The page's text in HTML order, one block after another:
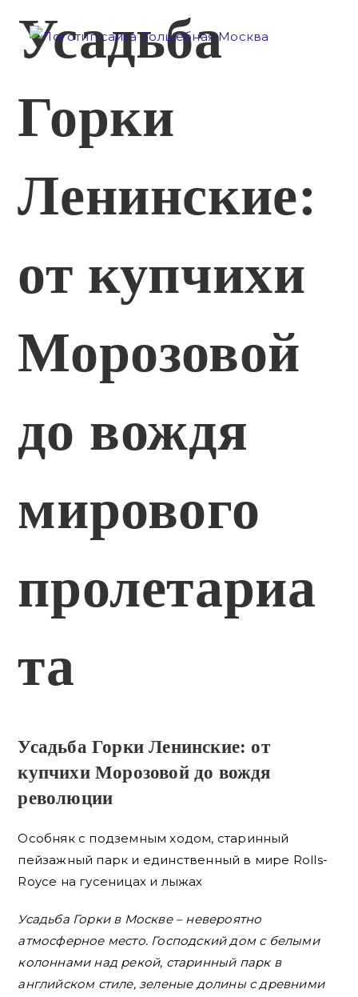
содержимому
Усадьба
Горки
Ленинские:
от купчихи
Морозовой
до вождя
мирового
пролетариа
та
Усадьба Горки Ленинские: от
купчихи Морозовой до вождя
революции
Особняк с подземным ходом, старинный
пейзажный парк и единственный в мире Rolls-
Royce на гусеницах и лыжах
Усадьба Горки в Москве – невероятно
атмосферное место. Господский дом с белыми
колоннами над рекой, старинный парк в
английском стиле, зеленые долины с древними